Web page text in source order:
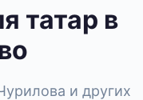
татар в
и других